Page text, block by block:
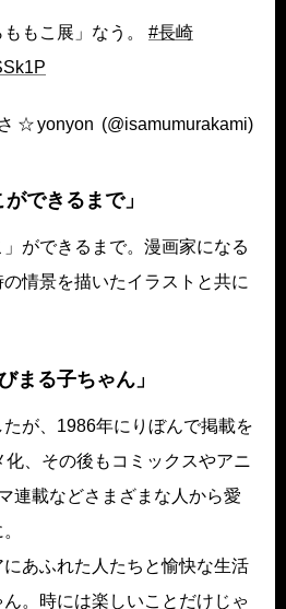
もこ展」なう。 #長崎
(@isamumurakami)
できるまで」
ができるまで。漫画家になる
情景を描いたイラストと共に
まる子ちゃん」
が、1986年にりぼんで掲載を
、その後もコミックスやアニ
連載などさまざまな人から愛
あふれた人たちと愉快な生活
。時には楽しいことだけじゃ